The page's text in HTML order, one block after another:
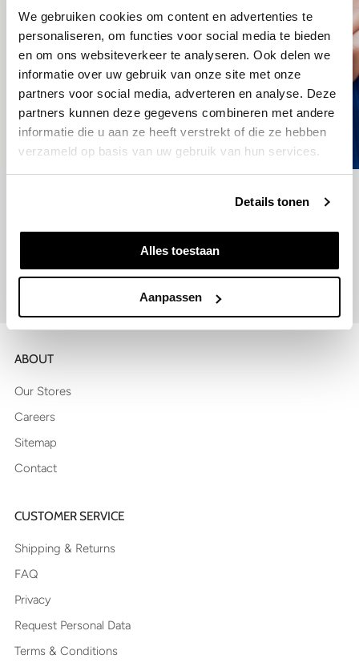
We gebruiken cookies om content en advertenties te
personaliseren, om functies voor social media te bieden
en om ons websiteverkeer te analyseren. Ook delen we
informatie over uw gebruik van onze site met onze
partners voor social media, adverteren en analyse. Deze
partners kunnen deze gegevens combineren met andere
informatie die u aan ze heeft verstrekt of die ze hebben
verzameld op basis van uw gebruik van hun services.
Details tonen
Alles toestaan
Aanpassen
SIGN UP
ABOUT
Our Stores
Careers
Sitemap
Contact
CUSTOMER SERVICE
Shipping & Returns
FAQ
Privacy
Request Personal Data
Terms & Conditions